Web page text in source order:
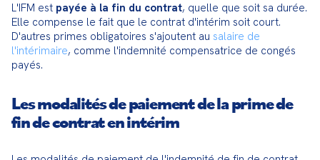
L'IFM est payée à la fin du contrat, quelle que soit sa durée.
Elle compense le fait que le contrat d'intérim soit court.
D'autres primes obligatoires s'ajoutent au salaire de
l'intérimaire, comme l'indemnité compensatrice de congés
payés.
Les modalités de paiement de la prime de
fin de contrat en intérim